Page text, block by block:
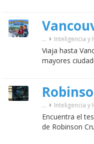
... Inteligencia y
Viaja hasta
mayores
... Inteligencia y
Encuentra el
de Robinson